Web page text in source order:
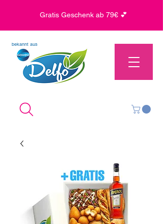
Gratis Geschenk ab 79€ 💕
bekannt aus